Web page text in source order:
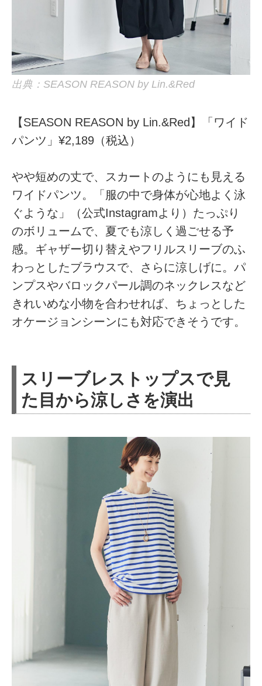
出典：SEASON REASON by Lin.&Red
【SEASON REASON by Lin.&Red】「ワイド
パンツ」¥2,189（税込）
やや短めの丈で、スカートのようにも見える
ワイドパンツ。「服の中で身体が心地よく泳
ぐような」（公式Instagramより）たっぷり
のボリュームで、夏でも涼しく過ごせる予
感。ギャザー切り替えやフリルスリーブのふ
わっとしたブラウスで、さらに涼しげに。パ
ンプスやバロックパール調のネックレスなど
きれいめな小物を合わせれば、ちょっとした
オケージョンシーンにも対応できそうです。
スリーブレストップスで見
た目から涼しさを演出